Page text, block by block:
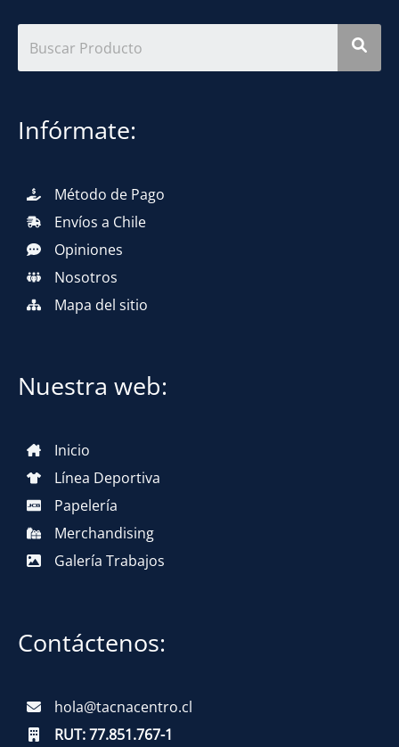
Infórmate:
Método de Pago
Envíos a Chile
Opiniones
Nosotros
Mapa del sitio
Nuestra web:
Inicio
Línea Deportiva
Papelería
Merchandising
Galería Trabajos
Contáctenos:
hola@tacnacentro.cl
RUT:77.851.767-1